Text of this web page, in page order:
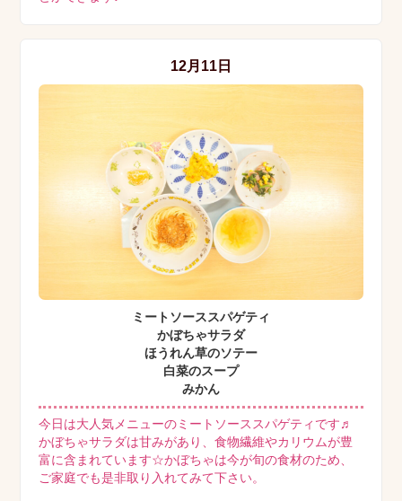
12月11日
ミートソーススパゲティ
かぼちゃサラダ
ほうれん草のソテー
白菜のスープ
みかん
今日は大人気メニューのミートソーススパゲティです♬
かぼちゃサラダは甘みがあり、食物繊維やカリウムが豊
富に含まれています☆かぼちゃは今が旬の食材のため、
ご家庭でも是非取り入れてみて下さい。